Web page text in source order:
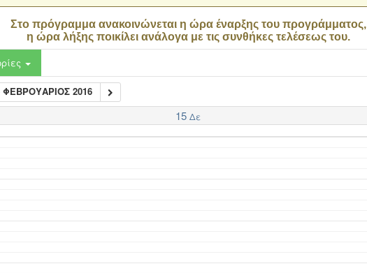
Στο πρόγραμμα ανακοινώνεται η ώρα έναρξης του προγράμματος,
η ώρα λήξης ποικίλει ανάλογα με τις συνθήκες τελέσεως του.
ΦΕΒΡΟΥΆΡΙΟΣ 2016
15 Δε